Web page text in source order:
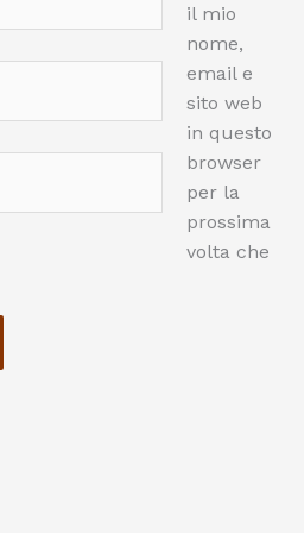
il mio
nome,
email e
sito web
in questo
browser
per la
prossima
volta che